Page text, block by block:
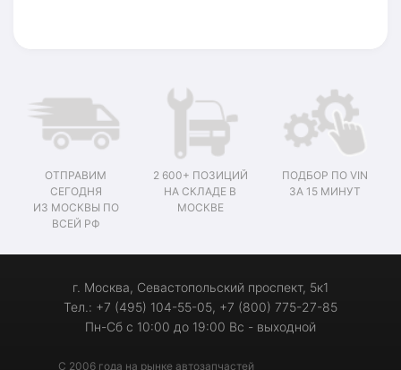
ОТПРАВИМ
СЕГОДНЯ
ИЗ МОСКВЫ ПО
ВСЕЙ РФ
2 600+ ПОЗИЦИЙ
НА СКЛАДЕ В
МОСКВЕ
ПОДБОР ПО VIN
ЗА 15 МИНУТ
г. Москва, Севастопольский проспект, 5к1
Тел.: +7 (495) 104-55-05, +7 (800) 775-27-85
Пн-Сб с 10:00 до 19:00 Вс - выходной
С 2006 года на рынке автозапчастей